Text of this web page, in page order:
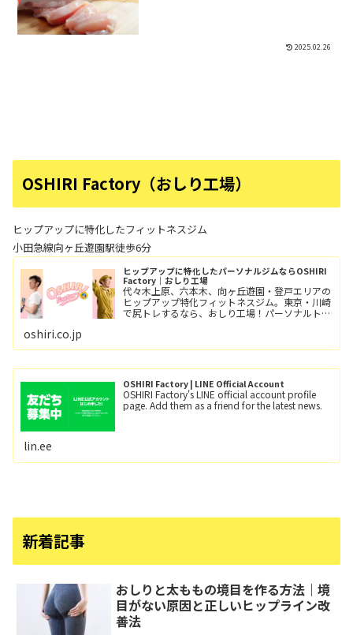
2025.02.26
OSHIRI Factory（おしり工場）
ヒップアップに特化したフィットネスジム
小田急線向ヶ丘遊園駅徒歩6分
ヒップアップに特化したパーソナルジムならOSHIRI
Factory｜おしり工場
代々木上原、六本木、向ヶ丘遊園・登戸エリアの
ヒップアップ特化フィットネスジム。東京・川崎
で尻トレするなら、おしり工場！パーソナルトレ
oshiri.co.jp
OSHIRI Factory | LINE Official Account
OSHIRI Factory's LINE official account profile
page. Add them as a friend for the latest news.
lin.ee
新着記事
おしりと太ももの境目を作る方法｜境
目がない原因と正しいヒップライン改
善法